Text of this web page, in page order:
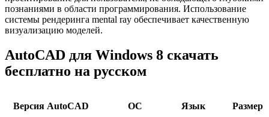
познаниями в области программирования. Использование
системы рендеринга mental ray обеспечивает качественную
визуализацию моделей.
AutoCAD для Windows 8 скачать
бесплатно на русском
Версия AutoCAD ОС Язык Размер